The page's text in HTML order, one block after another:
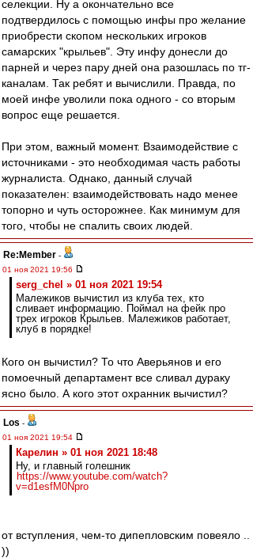
селекции. Ну а окончательно все
подтвердилось с помощью инфы про желание
приобрести скопом нескольких игроков
самарских "крыльев". Эту инфу донесли до
парней и через пару дней она разошлась по тг-
каналам. Так ребят и вычислили. Правда, по
моей инфе уволили пока одного - со вторым
вопрос еще решается.
При этом, важный момент. Взаимодействие с
источниками - это необходимая часть работы
журналиста. Однако, данный случай
показателен: взаимодействовать надо менее
топорно и чуть осторожнее. Как минимум для
того, чтобы не спалить своих людей.
Re:Member -
01 ноя 2021 19:56
serg_chel » 01 ноя 2021 19:54
Малежиков вычистил из клуба тех, кто
сливает информацию. Поймал на фейк про
трех игроков Крыльев. Малежиков работает,
клуб в порядке!
Кого он вычистил? То что Аверьянов и его
помоечный департамент все сливал дураку
ясно было. А кого этот охранник вычистил?
Los -
01 ноя 2021 19:54
Карелин » 01 ноя 2021 18:48
Ну, и главный голешник
https://www.youtube.com/watch?
v=d1esfM0Npro
от вступления, чем-то дипепловским повеяло ..
))